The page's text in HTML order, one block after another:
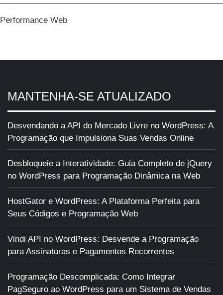
Performance Web
MANTENHA-SE ATUALIZADO
Desvendando a API do Mercado Livre no WordPress: A
Programação que Impulsiona Suas Vendas Online
Desbloqueie a Interatividade: Guia Completo de jQuery
no WordPress para Programação Dinâmica na Web
HostGator e WordPress: A Plataforma Perfeita para
Seus Códigos e Programação Web
Vindi API no WordPress: Desvende a Programação
para Assinaturas e Pagamentos Recorrentes
Programação Descomplicada: Como Integrar
PagSeguro ao WordPress para um Sistema de Vendas